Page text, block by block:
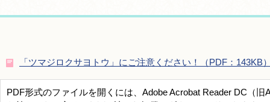
「ツマジロクサヨトウ」にご注意ください！（PDF：143KB
PDF形式のファイルを開くには、Adobe Acrobat Reader DC（旧